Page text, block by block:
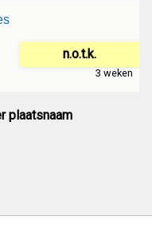
n.o.t.k.
3 weken
plaatsnaam